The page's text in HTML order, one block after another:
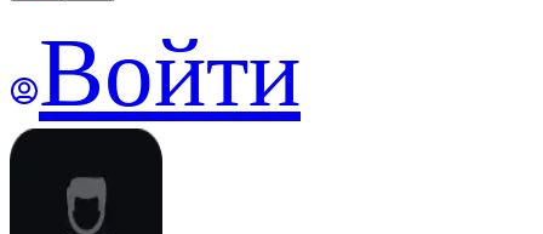
Войти